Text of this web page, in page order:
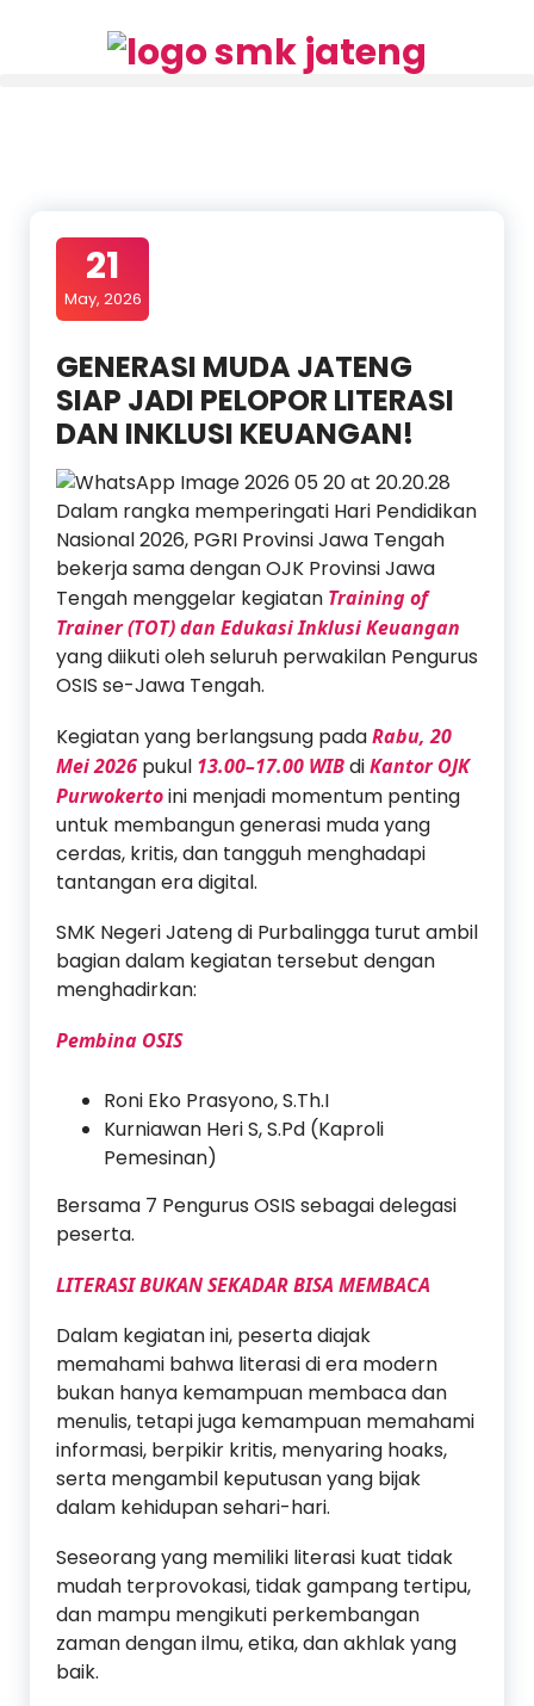
21
May, 2026
GENERASI MUDA JATENG
SIAP JADI PELOPOR LITERASI
DAN INKLUSI KEUANGAN!
Dalam rangka memperingati Hari Pendidikan
Nasional 2026, PGRI Provinsi Jawa Tengah
bekerja sama dengan OJK Provinsi Jawa
Tengah menggelar kegiatan Training of
Trainer (TOT) dan Edukasi Inklusi Keuangan
yang diikuti oleh seluruh perwakilan Pengurus
OSIS se-Jawa Tengah.
Kegiatan yang berlangsung padaRabu, 20
Mei 2026 pukul 13.00–17.00 WIBdiKantor OJK
Purwokertoini menjadi momentum penting
untuk membangun generasi muda yang
cerdas, kritis, dan tangguh menghadapi
tantangan era digital.
SMK Negeri Jateng di Purbalingga turut ambil
bagian dalam kegiatan tersebut dengan
menghadirkan:
Pembina OSIS
Roni Eko Prasyono, S.Th.I
Kurniawan Heri S, S.Pd (Kaproli
Pemesinan)
Bersama 7 Pengurus OSIS sebagai delegasi
peserta.
LITERASI BUKAN SEKADAR BISA MEMBACA
Dalam kegiatan ini, peserta diajak
memahami bahwa literasi di era modern
bukan hanya kemampuan membaca dan
menulis, tetapi juga kemampuan memahami
informasi, berpikir kritis, menyaring hoaks,
serta mengambil keputusan yang bijak
dalam kehidupan sehari-hari.
Seseorang yang memiliki literasi kuat tidak
mudah terprovokasi, tidak gampang tertipu,
dan mampu mengikuti perkembangan
zaman dengan ilmu, etika, dan akhlak yang
baik.